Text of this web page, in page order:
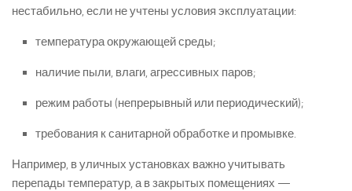
нестабильно, если не учтены условия эксплуатации:
температура окружающей среды;
наличие пыли, влаги, агрессивных паров;
режим работы (непрерывный или периодический);
требования к санитарной обработке и промывке.
Например, в уличных установках важно учитывать
перепады температур, а в закрытых помещениях —